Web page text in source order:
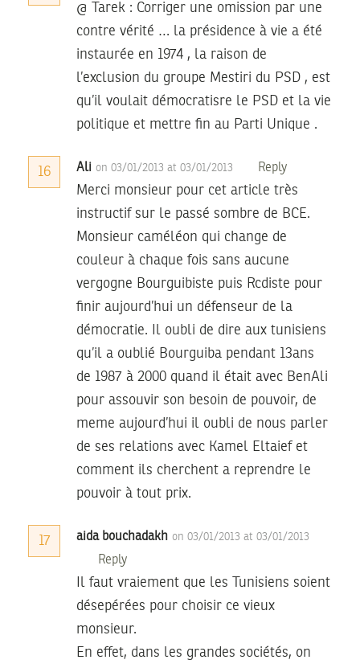
@ Tarek : Corriger une omission par une
contre vérité … la présidence à vie a été
instaurée en 1974 , la raison de
l’exclusion du groupe Mestiri du PSD , est
qu’il voulait démocratisre le PSD et la vie
politique et mettre fin au Parti Unique .
16 Ali on 03/01/2013 at 03/01/2013 Reply
Merci monsieur pour cet article très
instructif sur le passé sombre de BCE.
Monsieur caméléon qui change de
couleur à chaque fois sans aucune
vergogne Bourguibiste puis Rcdiste pour
finir aujourd’hui un défenseur de la
démocratie. Il oubli de dire aux tunisiens
qu’il a oublié Bourguiba pendant 13ans
de 1987 à 2000 quand il était avec BenAli
pour assouvir son besoin de pouvoir, de
meme aujourd’hui il oubli de nous parler
de ses relations avec Kamel Eltaief et
comment ils cherchent a reprendre le
pouvoir à tout prix.
17 aida bouchadakh on 03/01/2013 at 03/01/2013
Reply
Il faut vraiement que les Tunisiens soient
désepérées pour choisir ce vieux
monsieur.
En effet, dans les grandes sociétés, on